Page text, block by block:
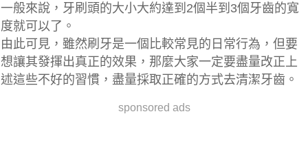
一般來說， 牙刷頭的大小大約達到2個半到3個牙齒的寬
度就可以了 。
由此可見，雖然刷牙是一個比較常見的日常行為，但要
想讓其發揮出真正的效果，那麼大家一定要盡量改正上
述這些不好的習慣，盡量採取正確的方式去清潔牙齒。
sponsored ads